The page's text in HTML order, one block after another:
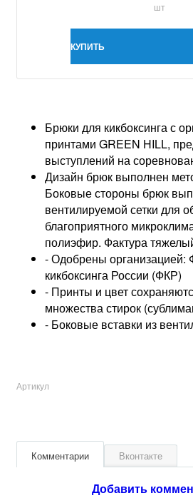
шт
КУПИТЬ
Брюки для кикбоксинга с
принтами GREEN HILL,
выступлений на
Дизайн брюк выполнен
Боковые стороны брюк
вентилируемой сетки для
благоприятного
полиэфир. Фактура
- Одобрены организацией:
кикбоксинга России (ФКР)
- Принты и цвет
множества стирок
- Боковые вставки из
Артикул
Комментарии Вконтакте
Добавить